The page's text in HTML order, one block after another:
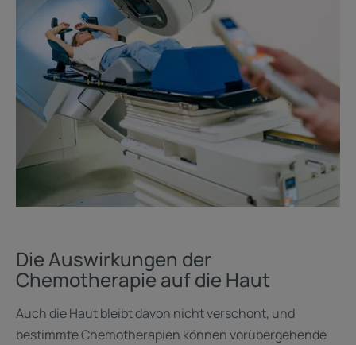
Die Auswirkungen der
Chemotherapie auf die Haut
Auch die Haut bleibt davon nicht verschont, und
bestimmte Chemotherapien können vorübergehende